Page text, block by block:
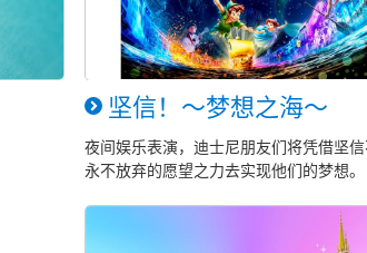
坚信！～梦想之海～
夜间娱乐表演，迪士尼朋友们将凭借坚
永不放弃的愿望之力去实现他们的梦想。